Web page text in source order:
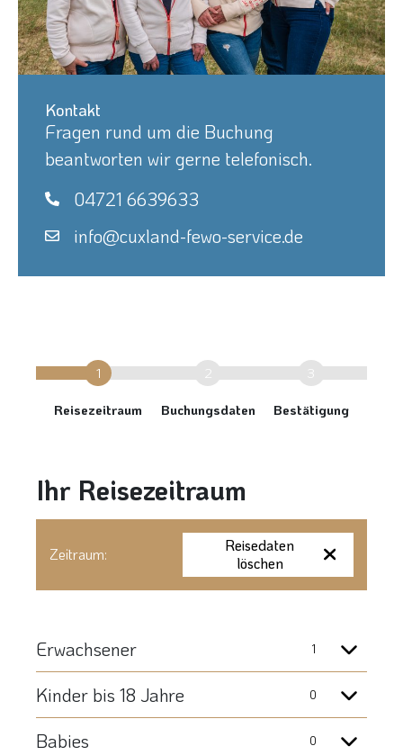
Kontakt
Fragen rund um die Buchung
beantworten wir gerne telefonisch.
04721 6639633
info@cuxland-fewo-service.de